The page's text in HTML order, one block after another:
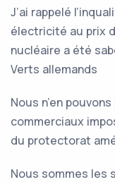
J’ai rappelé
électricité au prix
nucléaire a été
Verts allemands
Nous n’en
commerciaux
du protectorat
Nous sommes les